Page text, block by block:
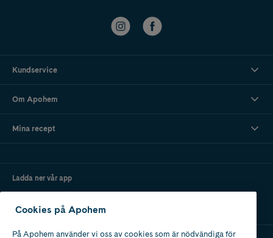
Kundservice
Om Apohem
Mina recept
Ladda ner vår app
Cookies på Apohem
På Apohem använder vi oss av cookies som är nödvändiga för